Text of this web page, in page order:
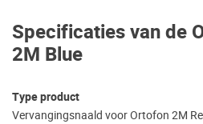
Specificaties van de
2M Blue
Type product
Vervangingsnaald voor Ortofon 2M